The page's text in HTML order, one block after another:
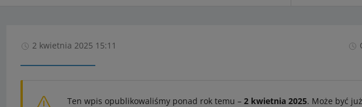
2 kwietnia 2025 15:11
Ten wpis opublikowaliśmy ponad rok temu – 2 kwietnia 2025. Może być